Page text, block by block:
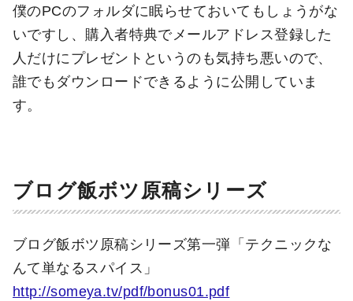
僕のPCのフォルダに眠らせておいてもしょうがな
いですし、購入者特典でメールアドレス登録した
人だけにプレゼントというのも気持ち悪いので、
誰でもダウンロードできるように公開していま
す。
ブログ飯ボツ原稿シリーズ
ブログ飯ボツ原稿シリーズ第一弾「テクニックな
んて単なるスパイス」
http://someya.tv/pdf/bonus01.pdf